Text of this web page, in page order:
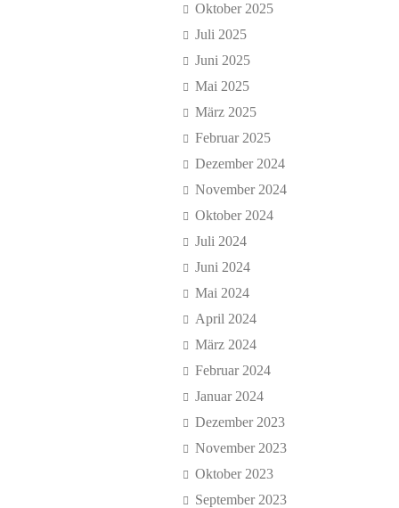
Oktober 2025
Juli 2025
Juni 2025
Mai 2025
März 2025
Februar 2025
Dezember 2024
November 2024
Oktober 2024
Juli 2024
Juni 2024
Mai 2024
April 2024
März 2024
Februar 2024
Januar 2024
Dezember 2023
November 2023
Oktober 2023
September 2023